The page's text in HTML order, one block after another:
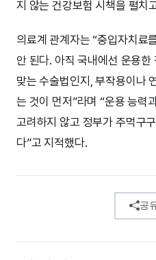
지 않는 건강보험 시책을 펼치
의료계 관계자는 “중입자치료
안 된다. 아직 국내에선 운용
맞는 수술법인지, 부작용이나
는 것이 먼저”라며 “운용 능력
고려하지 않고 정부가 주먹구
다”고 지적했다.
공